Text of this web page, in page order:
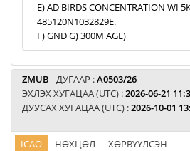
E) AD BIRDS CONCENTRATION WI
485120N1032829E.
F) GND G) 300M AGL)
ZMUB ДУГААР :A0503/26
ЭХЛЭХ ХУГАЦАА (UTC) :2026-06-21
ДУУСАХ ХУГАЦАА (UTC) :2026-10-01
ICAO НӨХЦӨЛ ХӨРВҮҮЛСЭН